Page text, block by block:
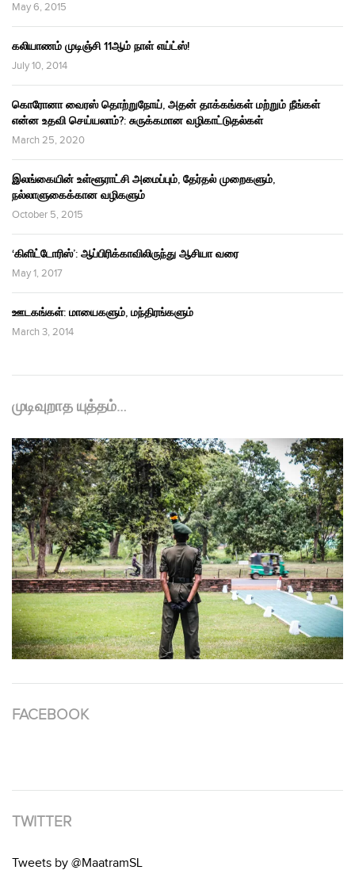
May 6, 2015
கலியாணம் முடிஞ்சி 11ஆம் நாள் எய்ட்ஸ்!
July 10, 2014
கொரோனா வைரஸ் தொற்றுநோய், அதன் தாக்கங்கள் மற்றும் நீங்கள்
என்ன உதவி செய்யலாம்?: சுருக்கமான வழிகாட்டுதல்கள்
March 25, 2020
இலங்கையின் உள்ளூராட்சி அமைப்பும், தேர்தல் முறைகளும்,
நல்லாளுகைக்கான வழிகளும்
October 5, 2015
‘கிளிட்டோரிஸ்’: ஆப்பிரிக்காவிலிருந்து ஆசியா வரை
May 1, 2017
ஊடகங்கள்: மாயைகளும், மந்திரங்களும்
March 3, 2014
முடிவுறாத யுத்தம்…
FACEBOOK
TWITTER
Tweets by @MaatramSL